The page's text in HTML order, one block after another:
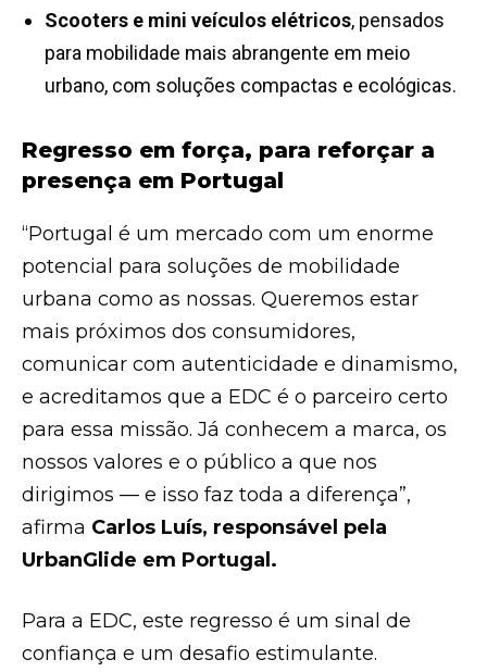
Scooters e mini veículos elétricos, pensados
para mobilidade mais abrangente em meio
urbano, com soluções compactas e ecológicas.
Regresso em força, para reforçar a
presença em Portugal
“Portugal é um mercado com um enorme
potencial para soluções de mobilidade
urbana como as nossas. Queremos estar
mais próximos dos consumidores,
comunicar com autenticidade e dinamismo,
e acreditamos que a EDC é o parceiro certo
para essa missão. Já conhecem a marca, os
nossos valores e o público a que nos
dirigimos — e isso faz toda a diferença”,
afirma Carlos Luís, responsável pela
UrbanGlide em Portugal.
Para a EDC, este regresso é um sinal de
confiança e um desafio estimulante.